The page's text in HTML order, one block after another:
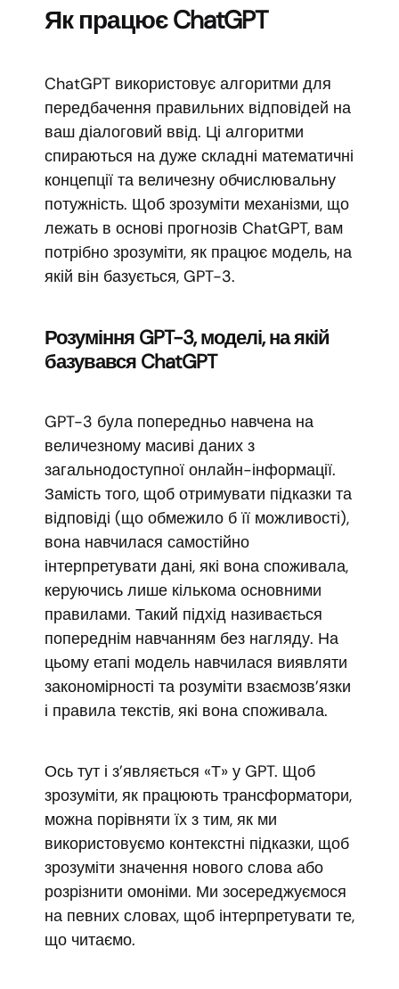
Як працює ChatGPT
ChatGPT використовує алгоритми для
передбачення правильних відповідей на
ваш діалоговий ввід. Ці алгоритми
спираються на дуже складні математичні
концепції та величезну обчислювальну
потужність. Щоб зрозуміти механізми, що
лежать в основі прогнозів ChatGPT, вам
потрібно зрозуміти, як працює модель, на
якій він базується, GPT-3.
Розуміння GPT-3, моделі, на якій
базувався ChatGPT
GPT-3 була попередньо навчена на
величезному масиві даних з
загальнодоступної онлайн-інформації.
Замість того, щоб отримувати підказки та
відповіді (що обмежило б її можливості),
вона навчилася самостійно
інтерпретувати дані, які вона споживала,
керуючись лише кількома основними
правилами. Такий підхід називається
попереднім навчанням без нагляду. На
цьому етапі модель навчилася виявляти
закономірності та розуміти взаємозв’язки
і правила текстів, які вона споживала.
Ось тут і з’являється «Т» у GPT. Щоб
зрозуміти, як працюють трансформатори,
можна порівняти їх з тим, як ми
використовуємо контекстні підказки, щоб
зрозуміти значення нового слова або
розрізнити омоніми. Ми зосереджуємося
на певних словах, щоб інтерпретувати те,
що читаємо.